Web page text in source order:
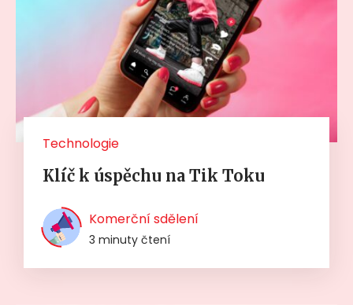
Technologie
Klíč k úspěchu na Tik Toku
Komerční sdělení
3 minuty čtení